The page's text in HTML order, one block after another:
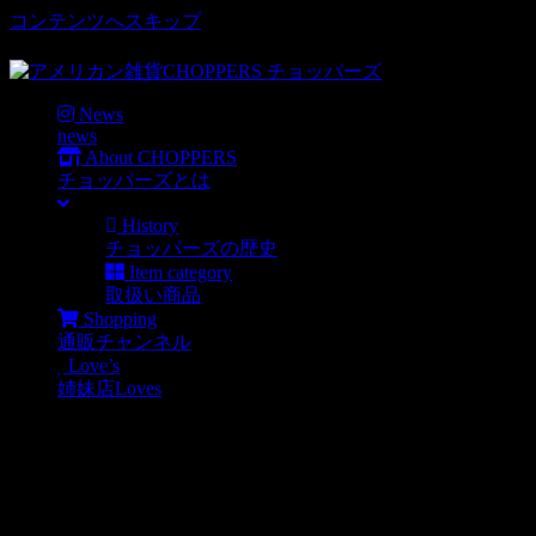
コンテンツへスキップ
News
news
About CHOPPERS
チョッパーズとは
History
チョッパーズの歴史
Item category
取扱い商品
Shopping
通販チャンネル
Love’s
姉妹店Loves